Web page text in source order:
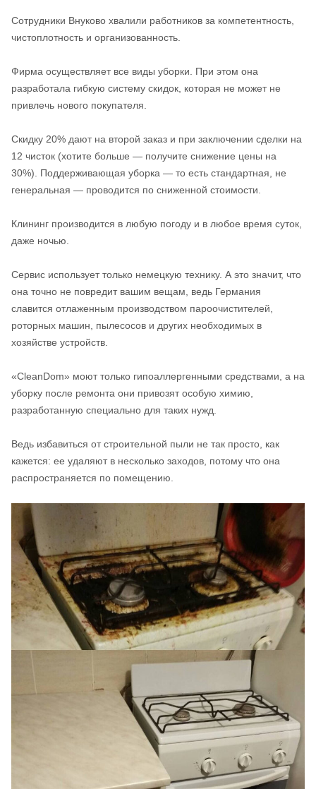
Сотрудники Внуково хвалили работников за компетентность,
чистоплотность и организованность.
Фирма осуществляет все виды уборки. При этом она
разработала гибкую систему скидок, которая не может не
привлечь нового покупателя.
Скидку 20% дают на второй заказ и при заключении сделки на
12 чисток (хотите больше — получите снижение цены на
30%). Поддерживающая уборка — то есть стандартная, не
генеральная — проводится по сниженной стоимости.
Клининг производится в любую погоду и в любое время суток,
даже ночью.
Сервис использует только немецкую технику. А это значит, что
она точно не повредит вашим вещам, ведь Германия
славится отлаженным производством пароочистителей,
роторных машин, пылесосов и других необходимых в
хозяйстве устройств.
«CleanDom» моют только гипоаллергенными средствами, а на
уборку после ремонта они привозят особую химию,
разработанную специально для таких нужд.
Ведь избавиться от строительной пыли не так просто, как
кажется: ее удаляют в несколько заходов, потому что она
распространяется по помещению.